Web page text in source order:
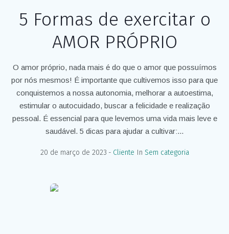
5 Formas de exercitar o
AMOR PRÓPRIO
O amor próprio, nada mais é do que o amor que possuímos
por nós mesmos! É importante que cultivemos isso para que
conquistemos a nossa autonomia, melhorar a autoestima,
estimular o autocuidado, buscar a felicidade e realização
pessoal. É essencial para que levemos uma vida mais leve e
saudável. 5 dicas para ajudar a cultivar:...
20 de março de 2023 Cliente In Sem categoria